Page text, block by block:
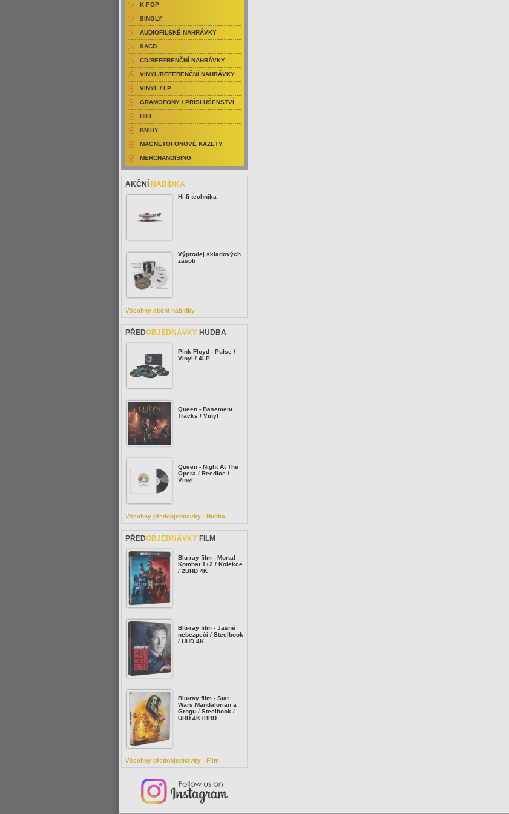
K-POP
SINGLY
AUDIOFILSKÉ NAHRÁVKY
SACD
CD/REFERENČNÍ NAHRÁVKY
VINYL/REFERENČNÍ NAHRÁVKY
VINYL / LP
GRAMOFONY / PŘÍSLUŠENSTVÍ
HIFI
KNIHY
MAGNETOFONOVÉ KAZETY
MERCHANDISING
AKČNÍ NABÍDKA
Hi-fi technika
Výprodej skladových
zásob
Všechny akční nabídky
PŘEDOBJEDNÁVKY HUDBA
Pink Floyd - Pulse /
Vinyl / 4LP
Queen - Basement
Tracks / Vinyl
Queen - Night At The
Opera / Reedice /
Vinyl
Všechny předobjednávky - Hudba
PŘEDOBJEDNÁVKY FILM
Blu-ray film - Mortal
Kombat 1+2 / Kolekce
/ 2UHD 4K
Blu-ray film - Jasné
nebezpečí / Steelbook
/ UHD 4K
Blu-ray film - Star
Wars:Mandalorian a
Grogu / Steelbook /
UHD 4K+BRD
Všechny předobjednávky - Film